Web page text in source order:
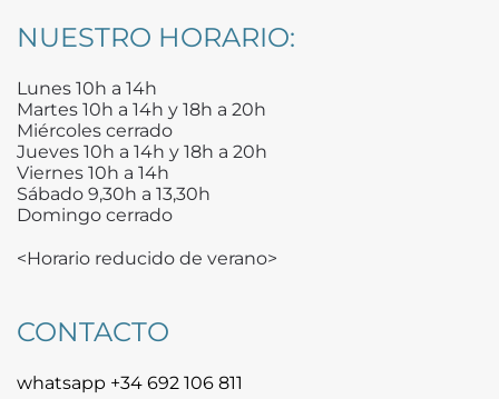
NUESTRO HORARIO:
Lunes 10h a 14h
Martes 10h a 14h y 18h a 20h
Miércoles cerrado
Jueves 10h a 14h y 18h a 20h
Viernes 10h a 14h
Sábado 9,30h a 13,30h
Domingo cerrado
<Horario reducido de verano>
CONTACTO
whatsapp +34 692 106 811